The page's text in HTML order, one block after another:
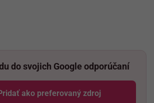
do svojich Google odporúčaní
ako preferovaný zdroj
Odzadu, odkaz sa otvorí v